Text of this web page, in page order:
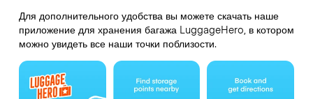
Для дополнительного удобства вы можете скачать наше
приложение для хранения багажа LuggageHero, в котором
можно увидеть все наши точки поблизости.